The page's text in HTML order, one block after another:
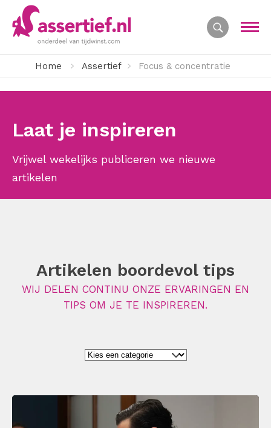
Home Assertief Focus & concentratie
Laat je inspireren
Vrijwel wekelijks publiceren we nieuwe
artikelen
Artikelen boordevol tips
WIJ DELEN CONTINU ONZE ERVARINGEN EN
TIPS OM JE TE INSPIREREN.